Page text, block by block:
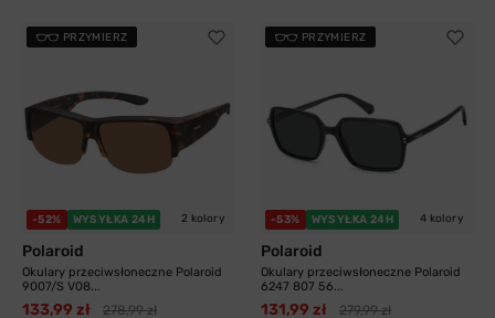
PRZYMIERZ
-52% WYSYŁKA 24H 2 kolory
Polaroid
Okulary przeciwsłoneczne Polaroid
9007/S V08...
133,99 zł 278,99 zł
PRZYMIERZ
-53% WYSYŁKA 24H 4 kolory
Polaroid
Okulary przeciwsłoneczne Polaroid
6247 807 56...
131,99 zł 279,99 zł